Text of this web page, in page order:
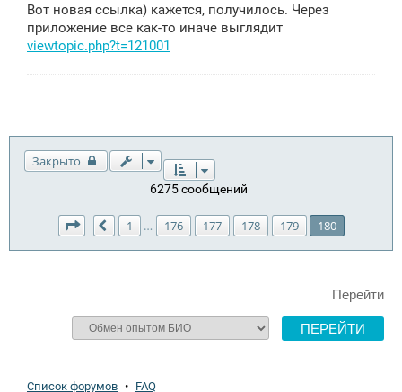
б
щ
е
н
Вот новая ссылка) кажется, получилось. Через
приложение все как-то иначе выглядит
viewtopic.php?t=121001
Закрыто
6275 сообщений
Страница 180 из180
Пред.
1 … 176 177 178 179 180
Перейти
Список форумов • FAQ